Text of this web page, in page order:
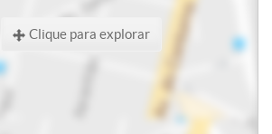
Clique para explorar